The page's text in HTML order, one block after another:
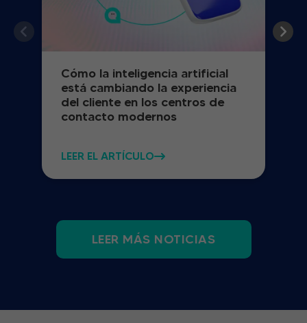
Cómo la inteligencia artificial
está cambiando la experiencia
del cliente en los centros de
contacto modernos
LEER EL ARTÍCULO
LEER MÁS NOTICIAS